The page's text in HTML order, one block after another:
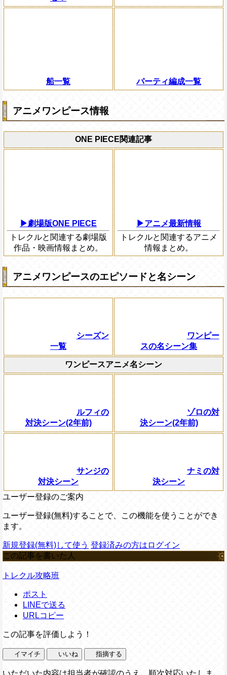
船一覧 パーティ編成一覧
アニメワンピース情報
ONE PIECE関連記事
▶劇場版ONE PIECE
トレクルと関連する劇場版
作品・映画情報まとめ。
▶アニメ最新情報
トレクルと関連するアニメ
情報まとめ。
アニメワンピースのエピソードと名シーン
シーズン
一覧
ワンピー
スの名シーン集
ワンピースアニメ名シーン
ルフィの
対決シーン(2年前)
ゾロの対
決シーン(2年前)
サンジの
対決シーン
ナミの対
決シーン
ユーザー登録のご案内
ユーザー登録(無料)することで、この機能を使うことができ
ます。
新規登録(無料)して使う 登録済みの方はログイン
この記事を書いた人
トレクル攻略班
ポスト
LINEで送る
URLコピー
この記事を評価しよう！
イマイチ いいね 指摘する
いただいた内容は担当者が確認のうえ、順次対応いたしま